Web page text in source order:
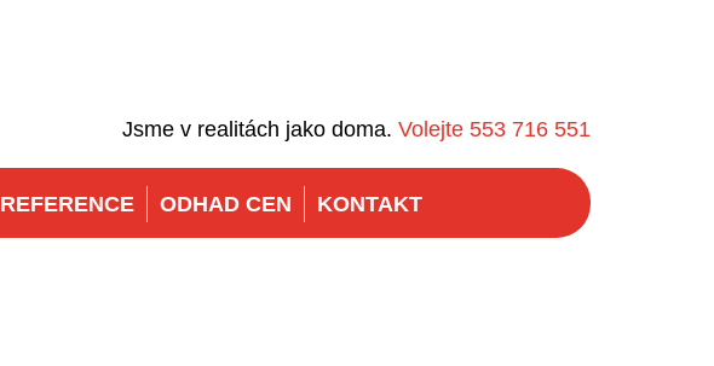
Jsme v realitách jako doma. Volejte 553 716 551
REFERENCE ODHAD CEN KONTAKT